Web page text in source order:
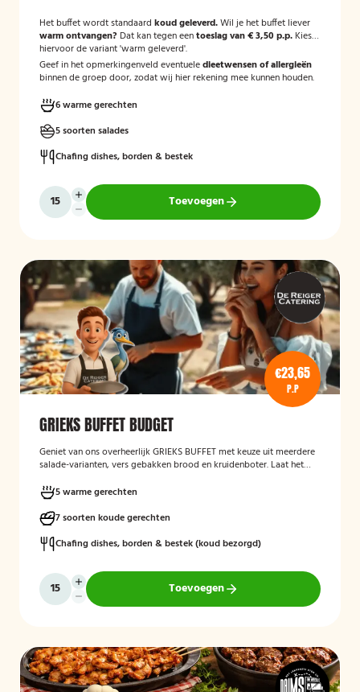
Het buffet wordt standaard koud geleverd.Wil je het buffet liever
warm ontvangen? Dat kan tegen eentoeslag van € 3,50 p.p. Kies
hiervoor de variant 'warm geleverd'.
Geef in het opmerkingenveld eventueledieetwensen of allergieën
binnen de groep door, zodat wij hier rekening mee kunnen houden.
6 warme gerechten
5 soorten salades
Chafing dishes, borden & bestek
Toevoegen
€23,65
P.P
GRIEKS BUFFET BUDGET
Geniet van ons overheerlijk GRIEKS BUFFET met keuze uit meerdere
salade-varianten, vers gebakken brood en kruidenboter. Laat het
5 warme gerechten
7 soorten koude gerechten
Chafing dishes, borden & bestek (koud bezorgd)
Toevoegen